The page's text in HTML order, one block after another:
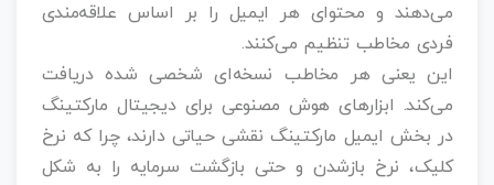
می‌دهند و محتوای هر ایمیل را بر اساس علاقه‌مندی
فردی مخاطب تنظیم می‌کنند.
این یعنی هر مخاطب نسخه‌ای شخصی‌ شده دریافت
می‌کند. ابزارهای هوش مصنوعی برای دیجیتال مارکتینگ
در بخش ایمیل مارکتینگ نقشی حیاتی دارند، چرا که نرخ
کلیک، نرخ بازشدن و حتی بازگشت سرمایه را به شکل